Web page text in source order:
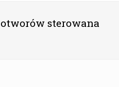
sterowana